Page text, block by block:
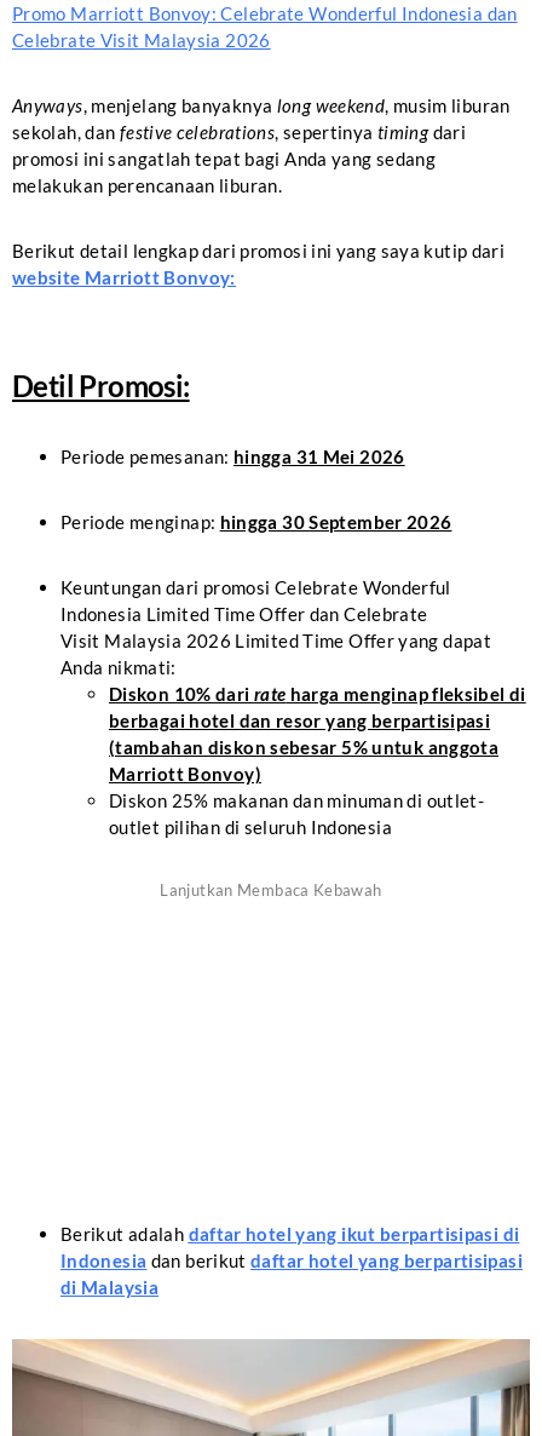
Promo Marriott Bonvoy: Celebrate Wonderful Indonesia dan
Celebrate Visit Malaysia 2026
Anyways, menjelang banyaknya long weekend, musim liburan
sekolah, dan festive celebrations, sepertinya timingdari
promosi ini sangatlah tepat bagi Anda yang sedang
melakukan perencanaan liburan.
Berikut detail lengkap dari promosi ini yang saya kutip dari
website Marriott Bonvoy:
Detil Promosi:
Periode pemesanan: hingga 31 Mei 2026
Periode menginap: hingga 30 September 2026
Keuntungan dari promosi Celebrate Wonderful
Indonesia Limited Time Offer dan Celebrate
Visit Malaysia 2026 Limited Time Offer yang dapat
Anda nikmati:
Diskon 10% dari rate harga menginap fleksibel di
berbagai hotel dan resor yang berpartisipasi
(tambahan diskon sebesar 5% untuk anggota
Marriott Bonvoy)
Diskon 25% makanan dan minuman di outlet-
outlet pilihan di seluruh Indonesia
Berikut adalah daftar hotel yang ikut berpartisipasi di
Indonesia dan berikutdaftar hotel yang berpartisipasi
di Malaysia